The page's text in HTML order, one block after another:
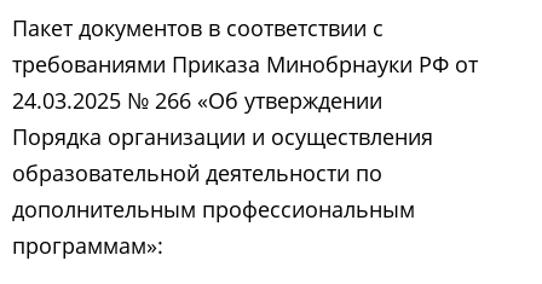
Пакет документов в соответствии с
требованиями Приказа Минобрнауки РФ от
24.03.2025 № 266 «Об утверждении
Порядка организации и осуществления
образовательной деятельности по
дополнительным профессиональным
программам»: